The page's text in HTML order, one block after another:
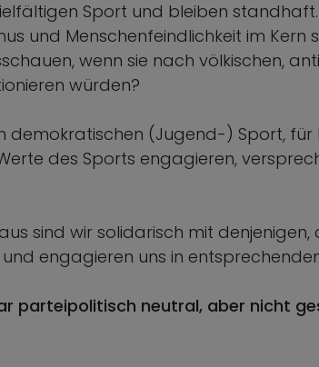
Sport und bleiben standhaft.
und Menschenfeindlichkeit im Kern
wenn sie nach völkischen,
würden?
demokratischen (Jugend-) Sport, für
des Sports engagieren,
sind wir solidarisch mit denjenigen,
engagieren uns in
parteipolitisch neutral, aber nicht